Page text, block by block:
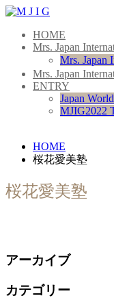
HOME
Mrs. Japan
Mrs. Japan
Mrs. Japan
ENTRY
Japan
MJIG2022
HOME
桜花愛美塾
桜花愛美塾
アーカイブ
カテゴリー